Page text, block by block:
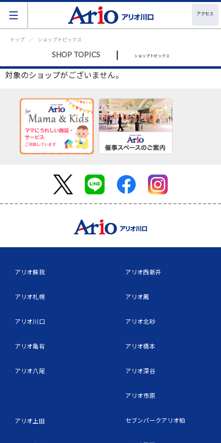
アクセス
トップ ショップトピックス
SHOP TOPICS | ショップトピックス
対象のショップがございません。
アリオ蘇我
アリオ札幌
アリオ川口
アリオ亀有
アリオ八尾
アリオ上田
アリオ西新井
アリオ鳳
アリオ北砂
アリオ橋本
アリオ深谷
アリオ市原
セブンパークアリオ柏